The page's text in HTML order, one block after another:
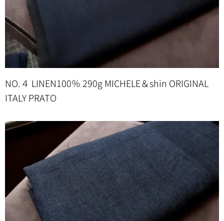
NO.４ LINEN100％ 290g MICHELE＆shin ORIGINAL
ITALY PRATO